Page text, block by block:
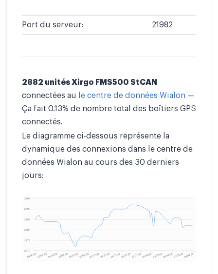
Port du serveur: 21982
2882 unités Xirgo FMS500 StCAN
connectées au
le centre de données Wialon —
Ça fait 0.13% de nombre total des boîtiers GPS
connectés.
Le diagramme ci-dessous représente la
dynamique des connexions dans le centre de
données Wialon au cours des 30 derniers
jours: